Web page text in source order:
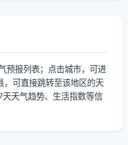
预报列表；点击城市，可进
，可直接跳转至该地区的天
天气趋势、生活指数等信